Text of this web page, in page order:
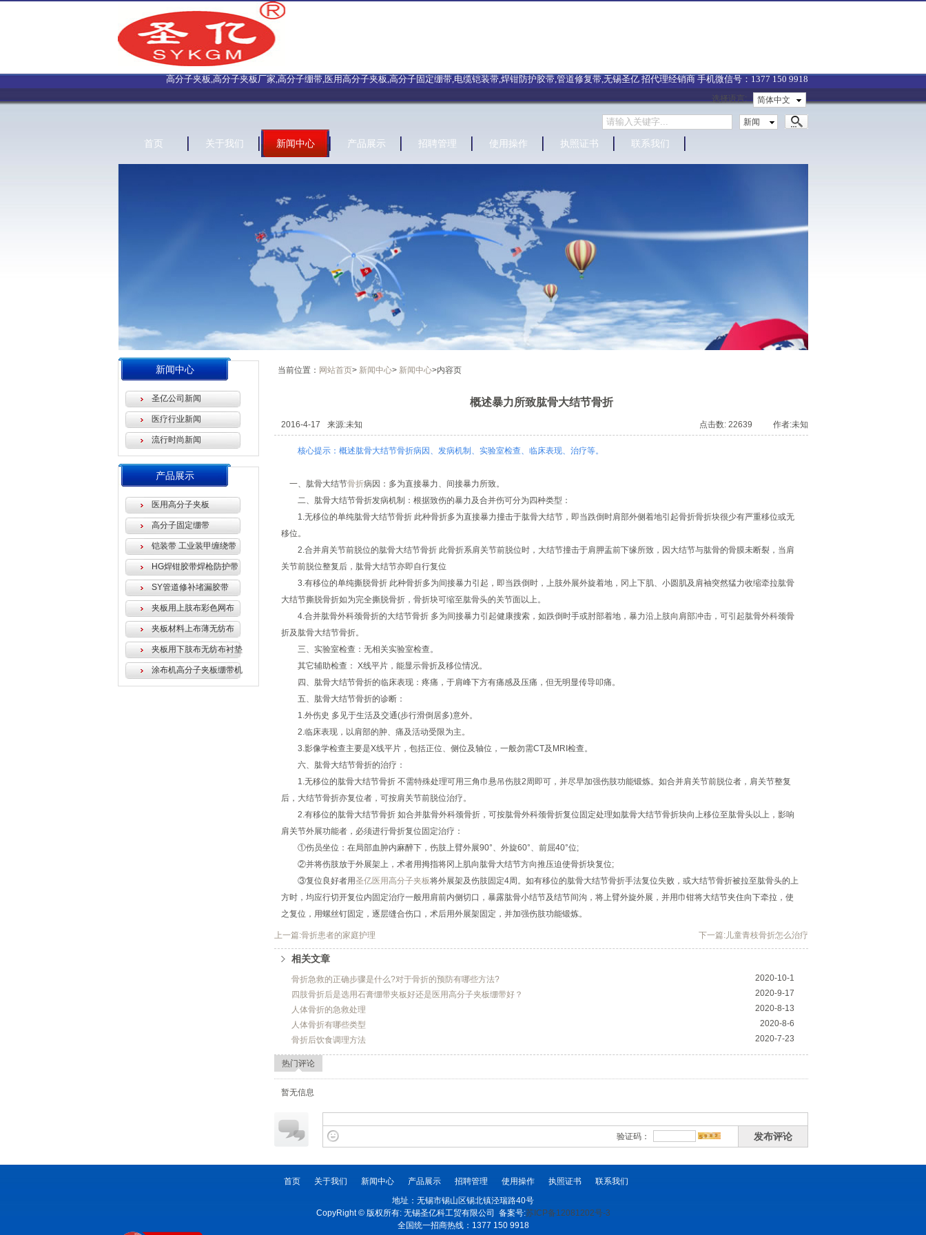
高分子夹板,高分子夹板厂家,高分子绷带,医用高分子夹板,高分子固定绷带,电缆铠装带,焊钳防护胶带,管道修复带,无锡圣亿 招代理经销商 手机微信号：1377 150 9918
选择语言: 简体中文
新闻
首页 关于我们 新闻中心 产品展示 招聘管理 使用操作 执照证书 联系我们
新闻中心
圣亿公司新闻
医疗行业新闻
流行时尚新闻
产品展示
医用高分子夹板
高分子固定绷带
铠装带 工业装甲缠绕带
HG焊钳胶带焊枪防护带
SY管道修补堵漏胶带
夹板用上肢布彩色网布
夹板材料上布薄无纺布
夹板用下肢布无纺布衬垫
涂布机高分子夹板绷带机
当前位置： 网站首页> 新闻中心> 新闻中心>内容页
概述暴力所致肱骨大结节骨折
2016-4-17 来源:未知 点击数: 22639 作者:未知
核心提示：概述肱骨大结节骨折病因、发病机制、实验室检查、临床表现、治疗等。
一、肱骨大结节骨折病因：多为直接暴力、间接暴力所致。
二、肱骨大结节骨折发病机制：根据致伤的暴力及合并伤可分为四种类型：
1.无移位的单纯肱骨大结节骨折 此种骨折多为直接暴力撞击于肱骨大结节，即当跌倒时肩部外侧着地引起骨折骨折块很少有严重移位或无
移位。
2.合并肩关节前脱位的肱骨大结节骨折 此骨折系肩关节前脱位时，大结节撞击于肩胛盂前下缘所致，因大结节与肱骨的骨膜未断裂，当肩
关节前脱位整复后，肱骨大结节亦即自行复位
3.有移位的单纯撕脱骨折 此种骨折多为间接暴力引起，即当跌倒时，上肢外展外旋着地，冈上下肌、小圆肌及肩袖突然猛力收缩牵拉肱骨
大结节撕脱骨折如为完全撕脱骨折，骨折块可缩至肱骨头的关节面以上。
4.合并肱骨外科颈骨折的大结节骨折 多为间接暴力引起健康搜索，如跌倒时手或肘部着地，暴力沿上肢向肩部冲击，可引起肱骨外科颈骨
折及肱骨大结节骨折。
三、实验室检查：无相关实验室检查。
其它辅助检查： X线平片，能显示骨折及移位情况。
四、肱骨大结节骨折的临床表现：疼痛，于肩峰下方有痛感及压痛，但无明显传导叩痛。
五、肱骨大结节骨折的诊断：
1.外伤史 多见于生活及交通(步行滑倒居多)意外。
2.临床表现，以肩部的肿、痛及活动受限为主。
3.影像学检查主要是X线平片，包括正位、侧位及轴位，一般勿需CT及MRI检查。
六、肱骨大结节骨折的治疗：
1.无移位的肱骨大结节骨折 不需特殊处理可用三角巾悬吊伤肢2周即可，并尽早加强伤肢功能锻炼。如合并肩关节前脱位者，肩关节整复
后，大结节骨折亦复位者，可按肩关节前脱位治疗。
2.有移位的肱骨大结节骨折 如合并肱骨外科颈骨折，可按肱骨外科颈骨折复位固定处理如肱骨大结节骨折块向上移位至肱骨头以上，影响
肩关节外展功能者，必须进行骨折复位固定治疗：
①伤员坐位：在局部血肿内麻醉下，伤肢上臂外展90°、外旋60°、前屈40°位;
②并将伤肢放于外展架上，术者用拇指将冈上肌向肱骨大结节方向推压迫使骨折块复位;
③复位良好者用圣亿医用高分子夹板将外展架及伤肢固定4周。如有移位的肱骨大结节骨折手法复位失败，或大结节骨折被拉至肱骨头的上
方时，均应行切开复位内固定治疗一般用肩前内侧切口，暴露肱骨小结节及结节间沟，将上臂外旋外展，并用巾钳将大结节夹住向下牵拉，使
之复位，用螺丝钉固定，逐层缝合伤口，术后用外展架固定，并加强伤肢功能锻炼。
上一篇:骨折患者的家庭护理 下一篇:儿童青枝骨折怎么治疗
相关文章
骨折急救的正确步骤是什么?对于骨折的预防有哪些方法?
2020-10-1
四肢骨折后是选用石膏绷带夹板好还是医用高分子夹板绷带好？
2020-9-17
人体骨折的急救处理
2020-8-13
人体骨折有哪些类型
2020-8-6
骨折后饮食调理方法
2020-7-23
热门评论
暂无信息
验证码： 发布评论
首页 关于我们 新闻中心 产品展示 招聘管理 使用操作 执照证书
联系我们
地址：无锡市锡山区锡北镇泾瑞路40号
CopyRight © 版权所有: 无锡圣亿科工贸有限公司 备案号:苏ICP备12081202号-3
全国统一招商热线：1377 150 9918